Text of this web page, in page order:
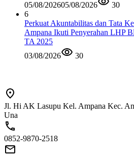
05/08/202605/08/2026
30
6
Perkuat Akuntabilitas dan Tata
Ampana Ikuti Penyerahan LHP
TA 2025
03/08/2026
30
Jl. Hi AK Lasupu Kel. Ampana Kec.
Una
0852-9870-2518